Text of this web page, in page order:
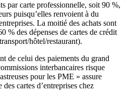
par carte professionnelle, soit 90 %,
puisqu’elles renvoient à du
La moitié des achats sont
% des dépenses de cartes de crédit
hôtel/restaurant).
de celui des paiements du grand
interbancaires risque
pour les PME » assure
cartes d’entreprises chez